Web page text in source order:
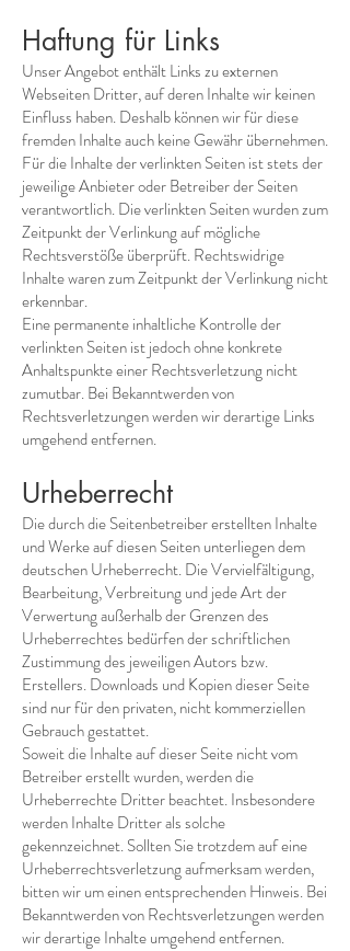
Haftung für Links
Unser Angebot enthält Links zu externen
Webseiten Dritter, auf deren Inhalte wir keinen
Einfluss haben. Deshalb können wir für diese
fremden Inhalte auch keine Gewähr übernehmen.
Für die Inhalte der verlinkten Seiten ist stets der
jeweilige Anbieter oder Betreiber der Seiten
verantwortlich. Die verlinkten Seiten wurden zum
Zeitpunkt der Verlinkung auf mögliche
Rechtsverstöße überprüft. Rechtswidrige
Inhalte waren zum Zeitpunkt der Verlinkung nicht
erkennbar.
Eine permanente inhaltliche Kontrolle der
verlinkten Seiten ist jedoch ohne konkrete
Anhaltspunkte einer Rechtsverletzung nicht
zumutbar. Bei Bekanntwerden von
Rechtsverletzungen werden wir derartige Links
umgehend entfernen.
Urheberrecht
Die durch die Seitenbetreiber erstellten Inhalte
und Werke auf diesen Seiten unterliegen dem
deutschen Urheberrecht. Die Vervielfältigung,
Bearbeitung, Verbreitung und jede Art der
Verwertung außerhalb der Grenzen des
Urheberrechtes bedürfen der schriftlichen
Zustimmung des jeweiligen Autors bzw.
Erstellers. Downloads und Kopien dieser Seite
sind nur für den privaten, nicht kommerziellen
Gebrauch gestattet.
Soweit die Inhalte auf dieser Seite nicht vom
Betreiber erstellt wurden, werden die
Urheberrechte Dritter beachtet. Insbesondere
werden Inhalte Dritter als solche
gekennzeichnet. Sollten Sie trotzdem auf eine
Urheberrechtsverletzung aufmerksam werden,
bitten wir um einen entsprechenden Hinweis. Bei
Bekanntwerden von Rechtsverletzungen werden
wir derartige Inhalte umgehend entfernen.